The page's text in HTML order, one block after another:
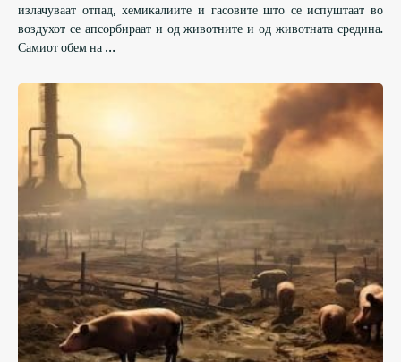
излачуваат отпад, хемикалиите и гасовите што се испуштаат во
воздухот се апсорбираат и од животните и од животната средина.
Самиот обем на …